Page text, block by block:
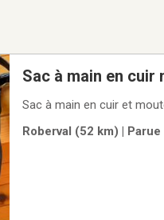
Sac à main en cuir
Sac à main en cuir et
Roberval (52 km) |